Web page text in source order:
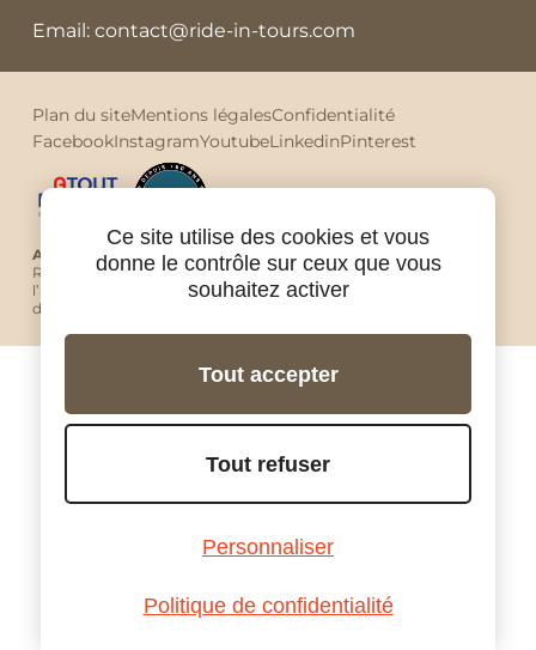
Email: contact@ride-in-tours.com
Plan du siteMentions légalesConfidentialité
FacebookInstagramYoutubeLinkedinPinterest
Avec Ride in Tours vous êtes protégés !
RIDE IN TOURS est une agence de voyage à moto agréée par
l’autorité de tourisme française Atout France sous le numéro
de licence IM037150002.
Ce site utilise des cookies et vous
donne le contrôle sur ceux que vous
souhaitez activer
Tout accepter
Tout refuser
Personnaliser
Politique de confidentialité